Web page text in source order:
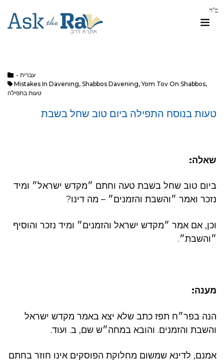
- עברית
Mistakes In Davening, Shabbos Davening,Yom Tov On Shabbos,
טעות בתפילה
טעות בנוסח התפילה ביום טוב שחל בשבת
שאלה:
ביום טוב שחל בשבת טעה וחתם ״מקדש ישראל״ ומיד
נזכר ואמר ״והשבת והזמנים״ – מה דינו?
וכן, אם אמר ״מקדש ישראל והזמנים״ ומיד נזכר והוסיף
״והשבת״.
מענה:
הנה בפר״ח תפז כתב שלא יצא באמר מקדש ישראל
והשבת והזמנים. והובא במחה״ש שם, ב. ועוד.
אמנם, לדינא שמשום מחלוקת הפוסקים אינו חוזר בחתם